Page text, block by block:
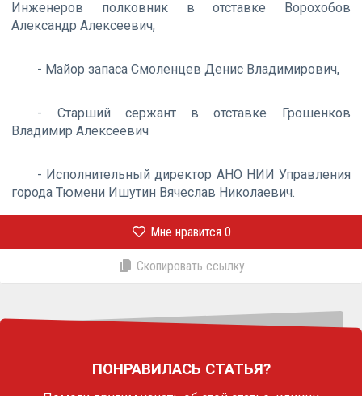
Инженеров полковник в отставке Ворохобов
Александр Алексеевич,
- Майор запаса Смоленцев Денис Владимирович,
- Старший сержант в отставке Грошенков
Владимир Алексеевич
- Исполнительный директор АНО НИИ Управления
города Тюмени Ишутин Вячеслав Николаевич.
Мне нравится 0
Скопировать ссылку
ПОНРАВИЛАСЬ СТАТЬЯ?